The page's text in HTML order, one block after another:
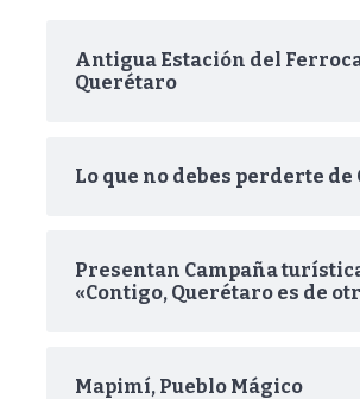
Antigua Estación del
Querétaro
Lo que no debes perderte de
Presentan Campaña
«Contigo, Querétaro es de
Mapimí, Pueblo Mágico